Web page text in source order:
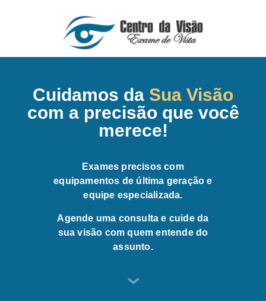
Cuidamos da Sua Visão
com a precisão que você
merece!
Exames precisos com
equipamentos de última geração e
equipe especializada.
Agende uma consulta e cuide da
sua visão com quem entende do
assunto.